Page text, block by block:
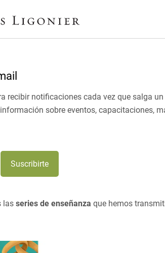
recibir notificaciones cada vez que salga
sobre eventos, capacitaciones,
las series de enseñanza que hemos